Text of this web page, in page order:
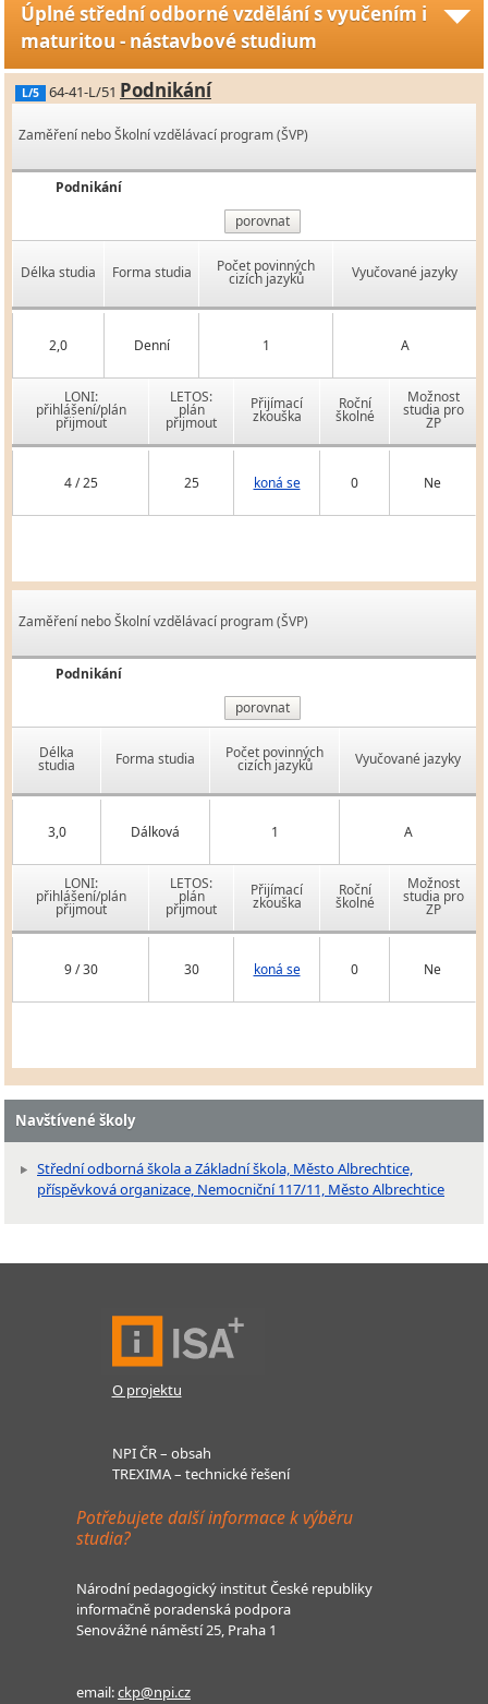
Úplné střední odborné vzdělání s vyučením i
maturitou - nástavbové studium
L/5 64-41-L/51 Podnikání
Zaměření nebo Školní vzdělávací program (ŠVP)
Podnikání
porovnat
Délka studia Forma studia Počet povinných
cizích jazyků Vyučované jazyky
2,0 Denní 1 A
LONI:
přihlášení/plán
přijmout
LETOS:
plán
přijmout
Přijímací
zkouška
Roční
školné
Možnost
studia pro
ZP
4 / 25 25 koná se 0 Ne
Zaměření nebo Školní vzdělávací program (ŠVP)
Podnikání
porovnat
Délka
studia Forma studia Počet povinných
cizích jazyků Vyučované jazyky
3,0 Dálková 1 A
LONI:
přihlášení/plán
přijmout
LETOS:
plán
přijmout
Přijímací
zkouška
Roční
školné
Možnost
studia pro
ZP
9 / 30 30 koná se 0 Ne
Navštívené školy
Střední odborná škola a Základní škola, Město Albrechtice,
příspěvková organizace, Nemocniční 117/11, Město Albrechtice
O projektu
NPI ČR – obsah
TREXIMA – technické řešení
Potřebujete další informace k výběru
studia?
Národní pedagogický institut České republiky
informačně poradenská podpora
Senovážné náměstí 25, Praha 1
email:ckp@npi.cz